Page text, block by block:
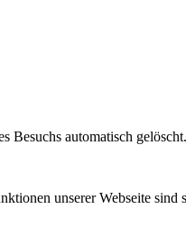
Besuchs automatisch gelöscht.
unserer Webseite sind